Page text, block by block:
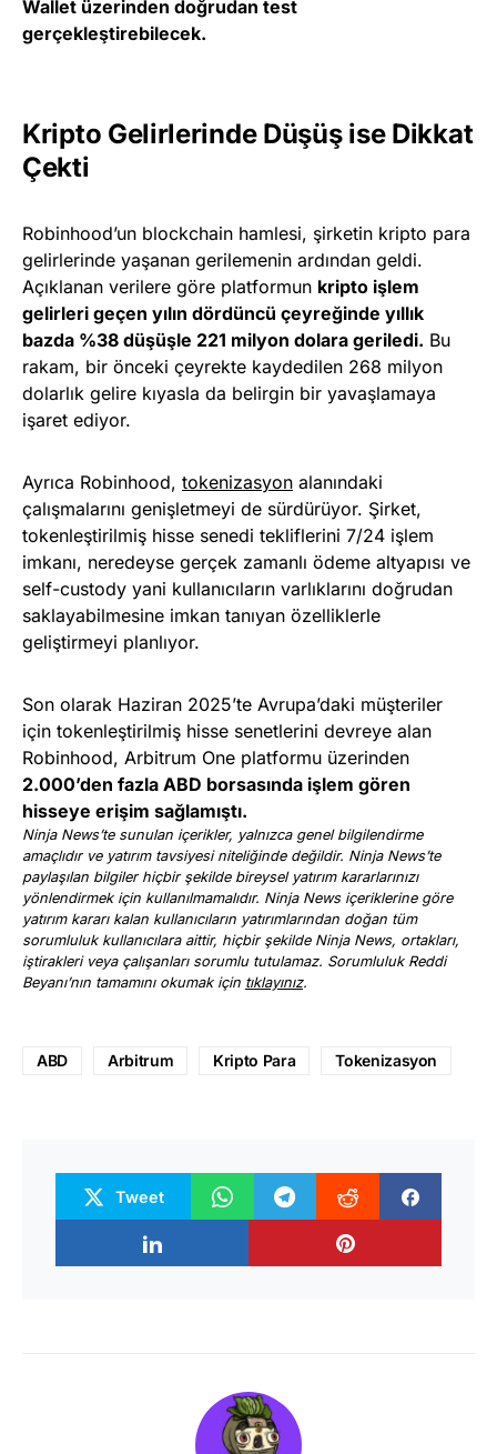
Wallet üzerinden doğrudan test
gerçekleştirebilecek.
Kripto Gelirlerinde Düşüş ise Dikkat
Çekti
Robinhood’un blockchain hamlesi, şirketin kripto para
gelirlerinde yaşanan gerilemenin ardından geldi.
Açıklanan verilere göre platformun kripto işlem
gelirleri geçen yılın dördüncü çeyreğinde yıllık
bazda %38 düşüşle 221 milyon dolara geriledi. Bu
rakam, bir önceki çeyrekte kaydedilen 268 milyon
dolarlık gelire kıyasla da belirgin bir yavaşlamaya
işaret ediyor.
Ayrıca Robinhood, tokenizasyon alanındaki
çalışmalarını genişletmeyi de sürdürüyor. Şirket,
tokenleştirilmiş hisse senedi tekliflerini 7/24 işlem
imkanı, neredeyse gerçek zamanlı ödeme altyapısı ve
self-custody yani kullanıcıların varlıklarını doğrudan
saklayabilmesine imkan tanıyan özelliklerle
geliştirmeyi planlıyor.
Son olarak Haziran 2025’te Avrupa’daki müşteriler
için tokenleştirilmiş hisse senetlerini devreye alan
Robinhood, Arbitrum One platformu üzerinden
2.000’den fazla ABD borsasında işlem gören
hisseye erişim sağlamıştı.
Ninja News’te sunulan içerikler, yalnızca genel bilgilendirme
amaçlıdır ve yatırım tavsiyesi niteliğinde değildir. Ninja News’te
paylaşılan bilgiler hiçbir şekilde bireysel yatırım kararlarınızı
yönlendirmek için kullanılmamalıdır. Ninja News içeriklerine göre
yatırım kararı kalan kullanıcıların yatırımlarından doğan tüm
sorumluluk kullanıcılara aittir, hiçbir şekilde Ninja News, ortakları,
iştirakleri veya çalışanları sorumlu tutulamaz. Sorumluluk Reddi
Beyanı’nın tamamını okumak için tıklayınız.
ABD Arbitrum Kripto Para Tokenizasyon
Tweet